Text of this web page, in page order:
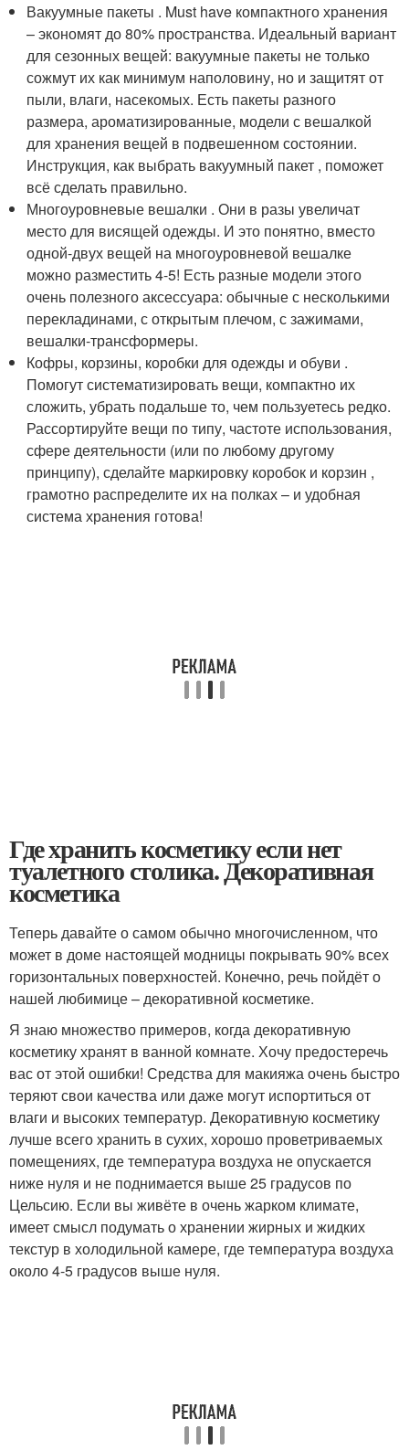
Вакуумные пакеты . Must have компактного хранения
– экономят до 80% пространства. Идеальный вариант
для сезонных вещей: вакуумные пакеты не только
сожмут их как минимум наполовину, но и защитят от
пыли, влаги, насекомых. Есть пакеты разного
размера, ароматизированные, модели с вешалкой
для хранения вещей в подвешенном состоянии.
Инструкция, как выбрать вакуумный пакет , поможет
всё сделать правильно.
Многоуровневые вешалки . Они в разы увеличат
место для висящей одежды. И это понятно, вместо
одной-двух вещей на многоуровневой вешалке
можно разместить 4-5! Есть разные модели этого
очень полезного аксессуара: обычные с несколькими
перекладинами, с открытым плечом, с зажимами,
вешалки-трансформеры.
Кофры, корзины, коробки для одежды и обуви .
Помогут систематизировать вещи, компактно их
сложить, убрать подальше то, чем пользуетесь редко.
Рассортируйте вещи по типу, частоте использования,
сфере деятельности (или по любому другому
принципу), сделайте маркировку коробок и корзин ,
грамотно распределите их на полках – и удобная
система хранения готова!
Где хранить косметику если нет
туалетного столика. Декоративная
косметика
Теперь давайте о самом обычно многочисленном, что
может в доме настоящей модницы покрывать 90% всех
горизонтальных поверхностей. Конечно, речь пойдёт о
нашей любимице – декоративной косметике.
Я знаю множество примеров, когда декоративную
косметику хранят в ванной комнате. Хочу предостеречь
вас от этой ошибки! Средства для макияжа очень быстро
теряют свои качества или даже могут испортиться от
влаги и высоких температур. Декоративную косметику
лучше всего хранить в сухих, хорошо проветриваемых
помещениях, где температура воздуха не опускается
ниже нуля и не поднимается выше 25 градусов по
Цельсию. Если вы живёте в очень жарком климате,
имеет смысл подумать о хранении жирных и жидких
текстур в холодильной камере, где температура воздуха
около 4-5 градусов выше нуля.